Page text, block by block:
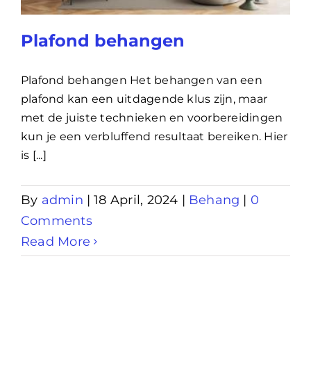
Lening
Overwaarde
over advies nederland
Plafond behangen
Plafond behangen Het behangen van een
plafond kan een uitdagende klus zijn, maar
met de juiste technieken en voorbereidingen
kun je een verbluffend resultaat bereiken. Hier
is [...]
By admin | 18 April, 2024 | Behang | 0
Comments
Read More